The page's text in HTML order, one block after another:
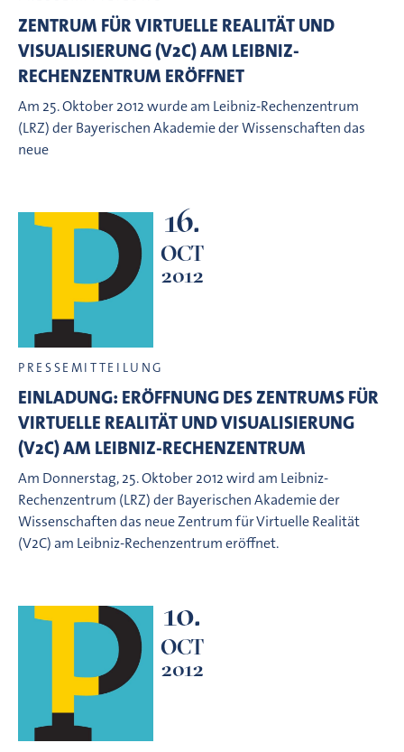
ZENTRUM FÜR VIRTUELLE REALITÄT UND
VISUALISIERUNG (V2C) AM LEIBNIZ-
RECHENZENTRUM ERÖFFNET
Am 25. Oktober 2012 wurde am Leibniz-Rechenzentrum
(LRZ) der Bayerischen Akademie der Wissenschaften das
neue
16.
OCT
2012
PRESSEMITTEILUNG
EINLADUNG: ERÖFFNUNG DES ZENTRUMS FÜR
VIRTUELLE REALITÄT UND VISUALISIERUNG
(V2C) AM LEIBNIZ-RECHENZENTRUM
Am Donnerstag, 25. Oktober 2012 wird am Leibniz-
Rechenzentrum (LRZ) der Bayerischen Akademie der
Wissenschaften das neue Zentrum für Virtuelle Realität
(V2C) am Leibniz-Rechenzentrum eröffnet.
10.
OCT
2012